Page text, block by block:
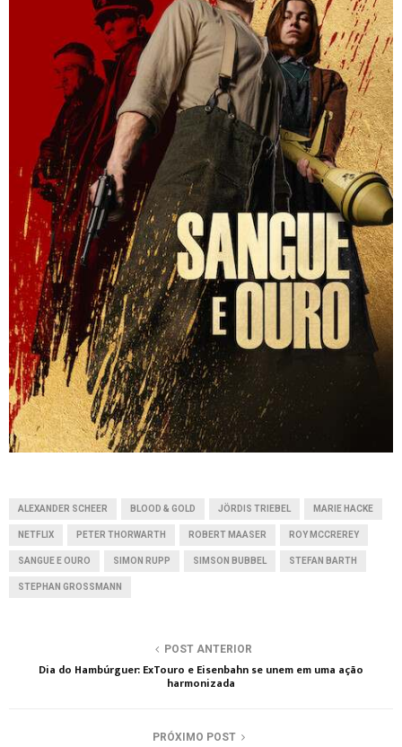
ALEXANDER SCHEER BLOOD & GOLD JÖRDIS TRIEBEL MARIE HACKE
NETFLIX PETER THORWARTH ROBERT MAASER ROY MCCREREY
SANGUE E OURO SIMON RUPP SIMSON BUBBEL STEFAN BARTH
STEPHAN GROSSMANN
POST ANTERIOR
Dia do Hambúrguer: ExTouro e Eisenbahn se unem em uma ação
harmonizada
PRÓXIMO POST